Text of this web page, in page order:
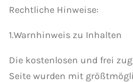
Rechtliche Hinweise:
1.Warnhinweis zu Inhalten
Die kostenlosen und frei
Seite wurden mit